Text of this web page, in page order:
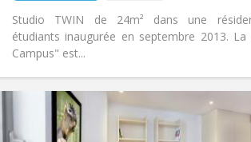
Studio TWIN de 24m² dans une
étudiants inaugurée en septembre 2013. La
Campus" est...